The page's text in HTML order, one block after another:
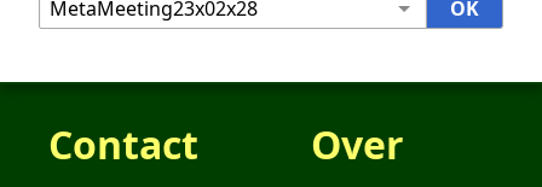
Contact Over